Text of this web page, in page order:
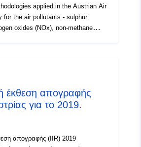
applied in the Austrian Air
for the air pollutants - sulphur
oxides (NOx), non-methane
as the air pollutant Groups such
(Cd), mercury (Hg), lead
hydrocarbons (PAHs), dioxins and
(HCB) as well as
its reporting obligations under the
on Long-range Transboundary Air
έκθεση απογραφής
για το 2019.
απογραφής (IIR) 2019